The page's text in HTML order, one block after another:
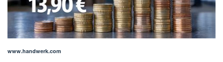
www.handwerk.com